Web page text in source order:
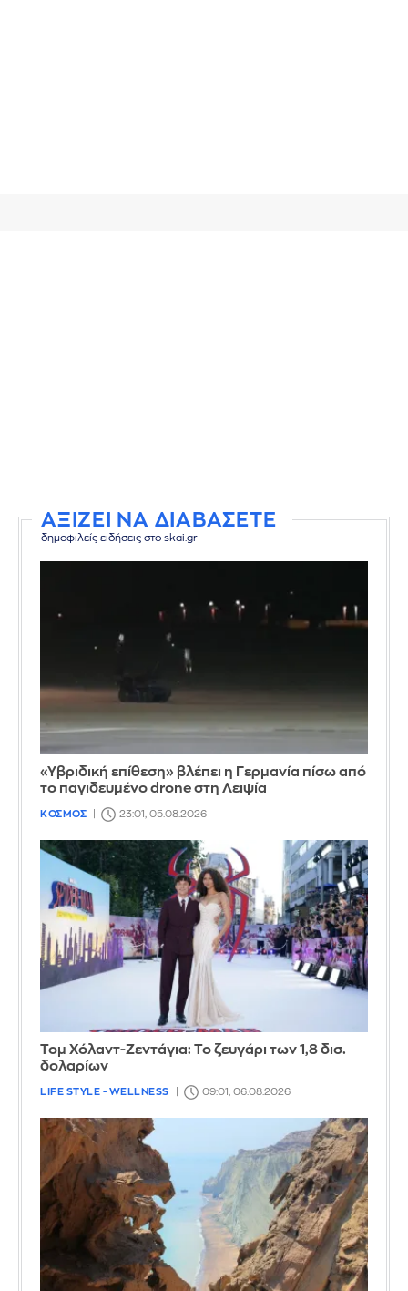
ΑΞΙΖΕΙ ΝΑ ΔΙΑΒΑΣΕΤΕ
δημοφιλείς ειδήσεις στο skai.gr
«Υβριδική επίθεση» βλέπει η Γερμανία πίσω από
το παγιδευμένο drone στη Λειψία
ΚΟΣΜΟΣ 23:01, 05.08.2026
Τομ Χόλαντ-Ζεντάγια: Το ζευγάρι των 1,8 δισ.
δολαρίων
LIFE STYLE - WELLNESS 09:01, 06.08.2026